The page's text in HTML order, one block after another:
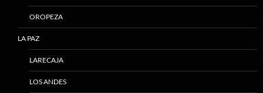
OROPEZA
LA PAZ
LARECAJA
LOS ANDES